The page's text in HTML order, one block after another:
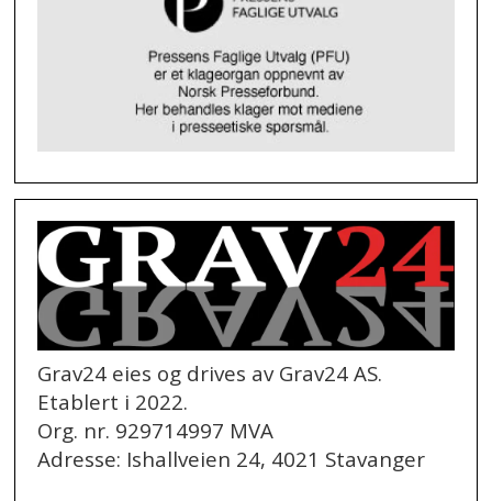
Grav24 eies og drives av Grav24 AS.
Etablert i 2022.
Org. nr. 929714997 MVA
Adresse: Ishallveien 24, 4021 Stavanger